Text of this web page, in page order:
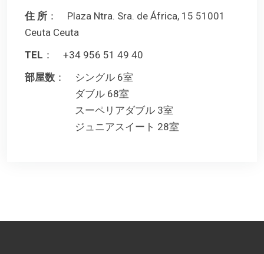
住 所 ： Plaza Ntra. Sra. de África, 15 51001
Ceuta Ceuta
TEL ： +34 956 51 49 40
部屋数 ： シングル 6室
ダブル 68室
スーペリアダブル 3室
ジュニアスイート 28室